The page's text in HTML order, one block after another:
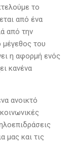
το
από ένα
από την
μέγεθος του
η αφορμή ενός
κανένα
ανοικτό
μας και τις